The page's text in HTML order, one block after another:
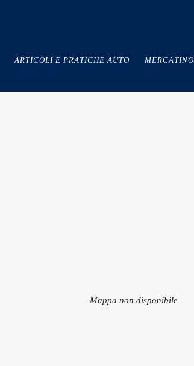
ARTICOLI E PRATICHE AUTO MERCATINO
Mappa non disponibile